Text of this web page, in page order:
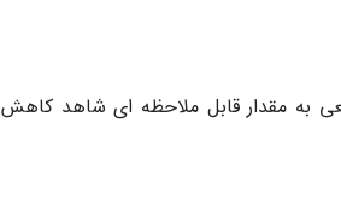
به مقدار قابل ملاحظه ای شاهد کاهش